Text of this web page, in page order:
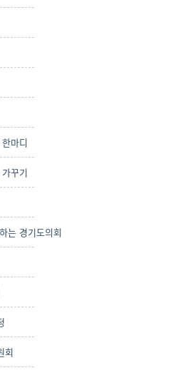
마디
꾸기
는 경기도의회
회